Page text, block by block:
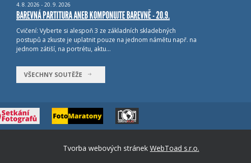
4. 8. 2026 - 20. 9. 2026
BAREVNÁ PARTITURA ANEB KOMPONUJTE BAREVNĚ - 20.9.
Cvičení: Vyberte si alespoň 3 ze základních skladebných
postupů a zkuste je uplatnit pouze na jednom námětu např. na
jednom zátiší, na portrétu, aktu…
VŠECHNY SOUTĚŽE
Tvorba webových stránek WebToad s.r.o.